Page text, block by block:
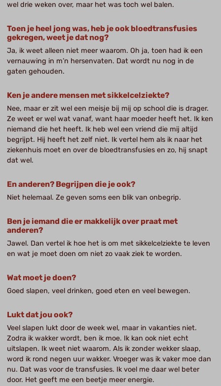
wel drie weken over, maar het was toch wel balen.
Toen je heel jong was, heb je ook bloedtransfusies
gekregen, weet je dat nog?
Ja, ik weet alleen niet meer waarom. Oh ja, toen had ik een
vernauwing in m’n hersenvaten. Dat wordt nu nog in de
gaten gehouden.
Ken je andere mensen met sikkelcelziekte?
Nee, maar er zit wel een meisje bij mij op school die is drager.
Ze weet er wel wat vanaf, want haar moeder heeft het. Ik ken
niemand die het heeft. Ik heb wel een vriend die mij altijd
begrijpt. Hij heeft het zelf niet. Ik vertel hem als ik naar het
ziekenhuis moet en over de bloedtransfusies en zo, hij snapt
dat wel.
En anderen? Begrijpen die je ook?
Niet helemaal. Ze geven soms een blik van onbegrip.
Ben je iemand die er makkelijk over praat met
anderen?
Jawel. Dan vertel ik hoe het is om met sikkelcelziekte te leven
en wat je moet doen om niet zo vaak ziek te worden.
Wat moet je doen?
Goed slapen, veel drinken, goed eten en veel bewegen.
Lukt dat jou ook?
Veel slapen lukt door de week wel, maar in vakanties niet.
Zodra ik wakker wordt, ben ik moe. Ik kan ook niet echt
uitslapen. Ik weet niet waarom. Als ik zonder wekker slaap,
word ik rond negen uur wakker. Vroeger was ik vaker moe dan
nu. Dat was voor de transfusies. Ik voel me daar wel beter
door. Het geeft me een beetje meer energie.